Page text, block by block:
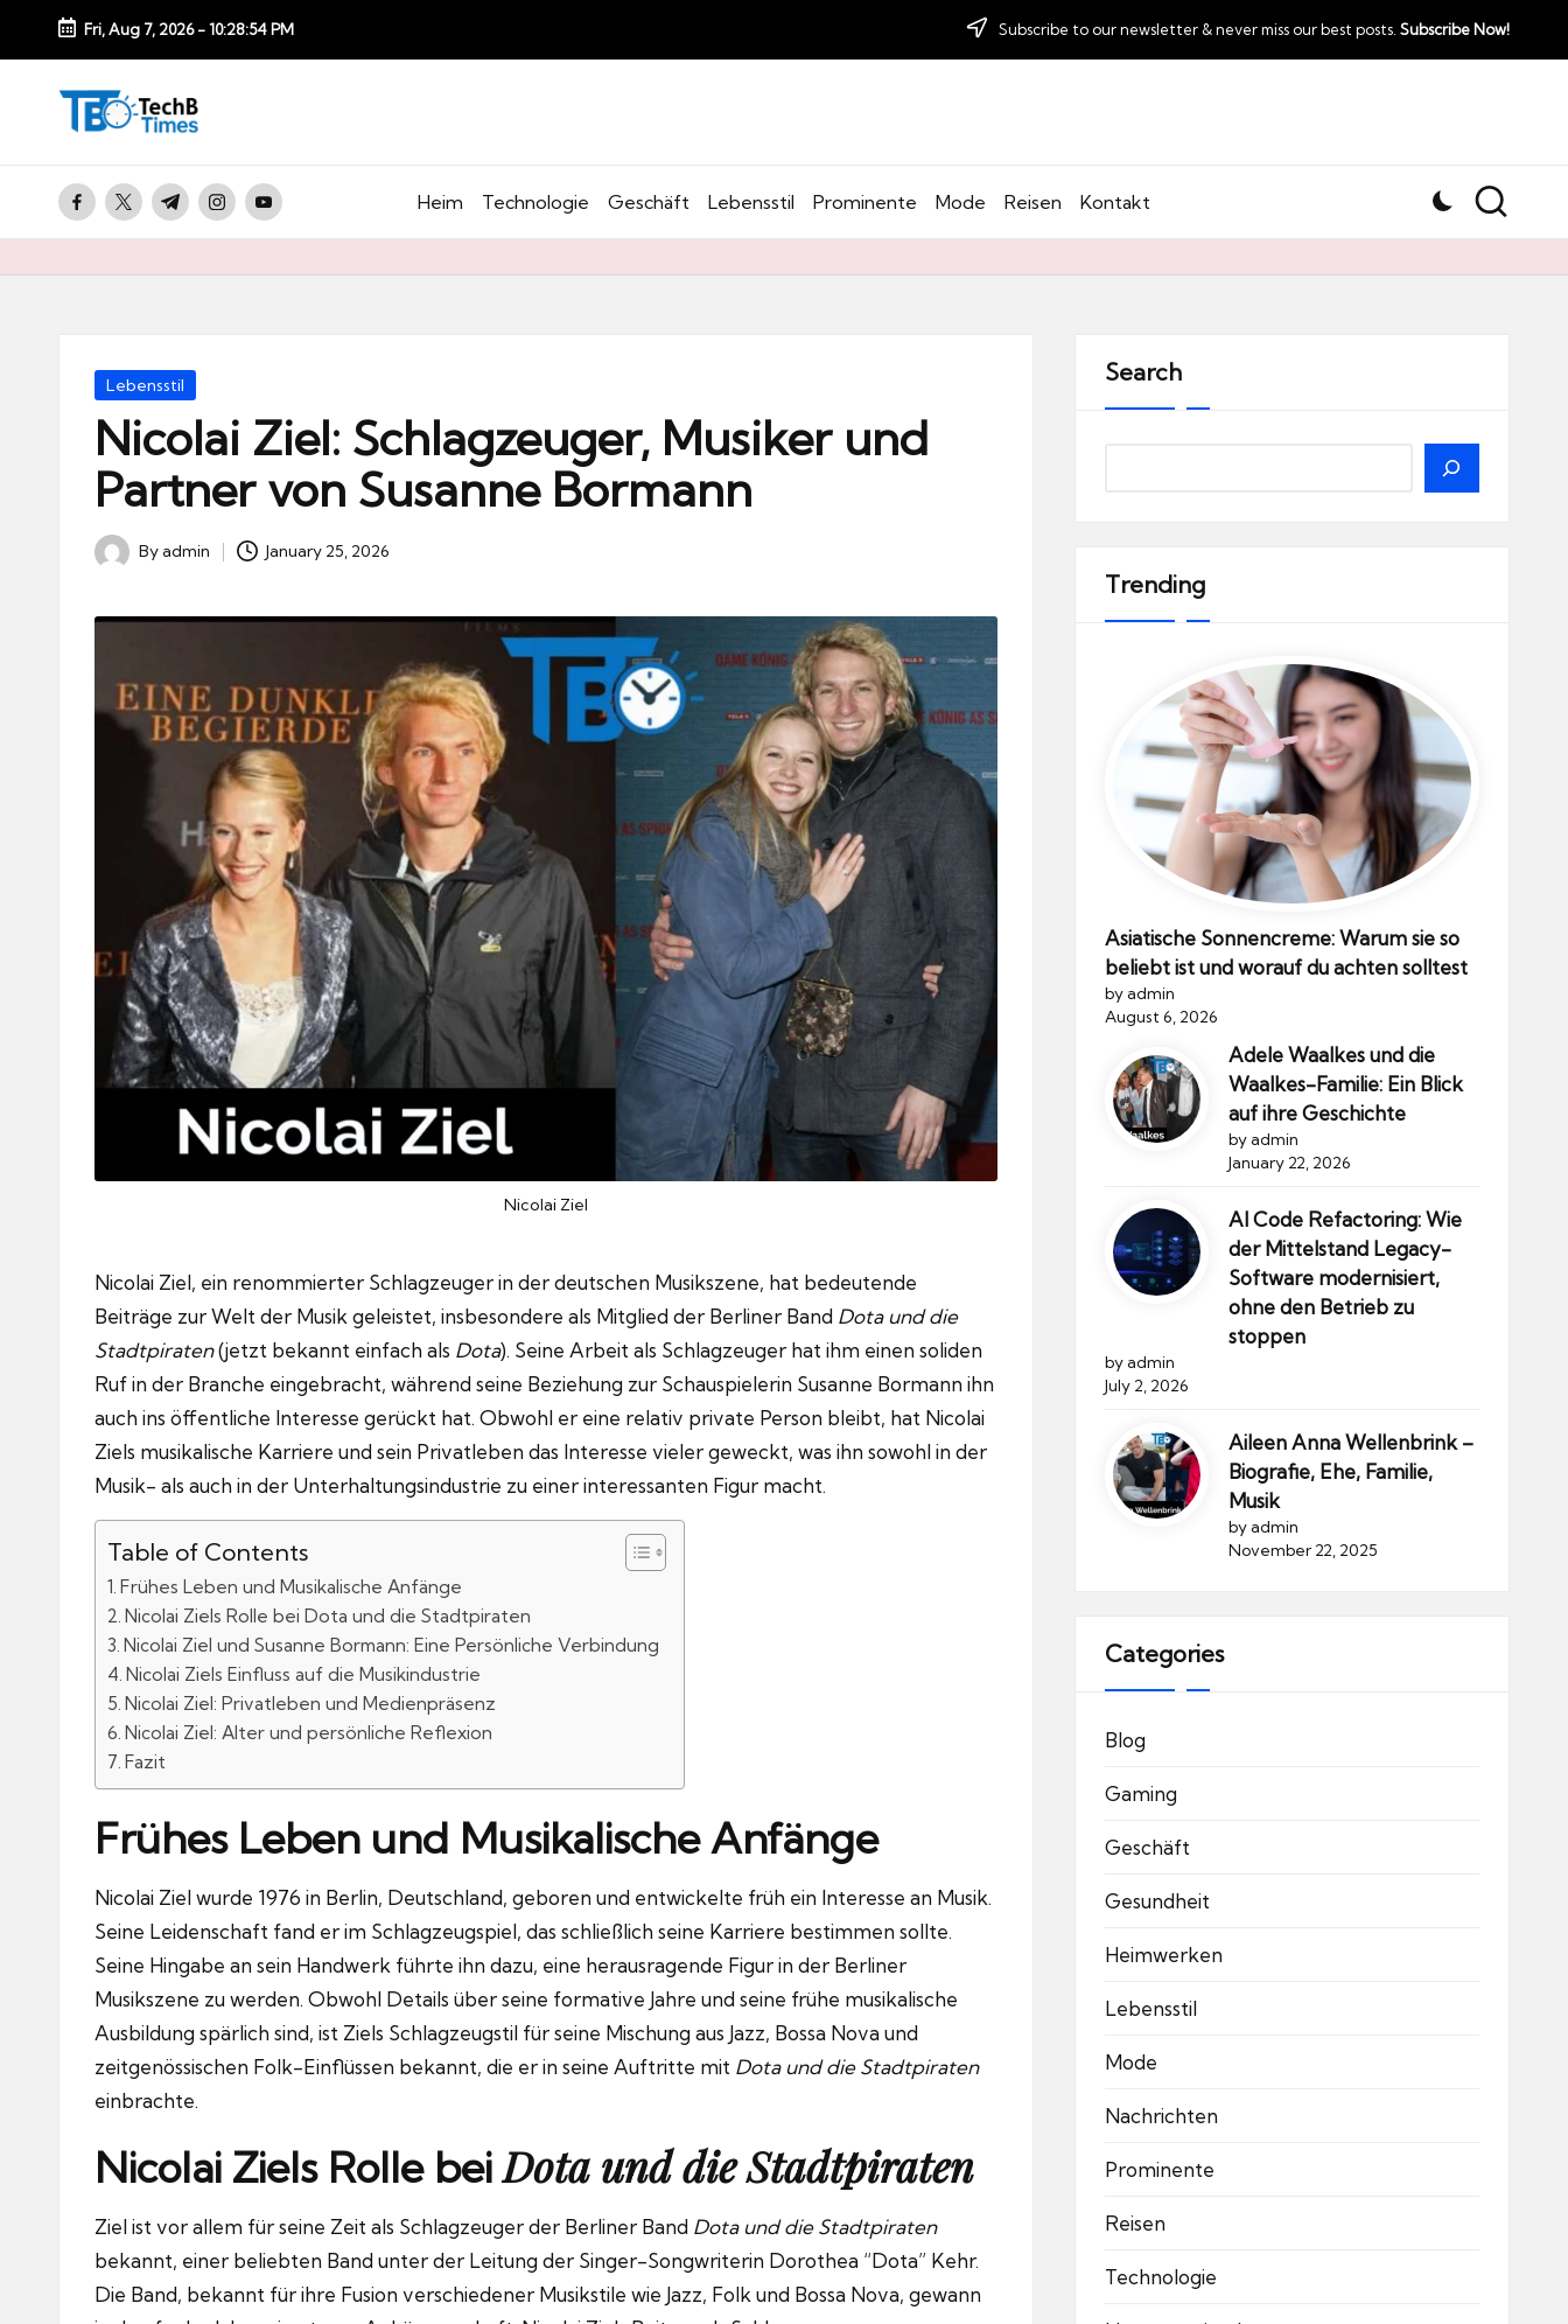
Skip
content
Fri, Aug 7, 2026-10:28:55 PM Subscribe to our newsletter & never miss our best posts. Subscribe Now!
T
e
c
h
facebook.com
twitter.com
t.me instagram.com
youtube.com Heim Technologie Geschäft Lebensstil Prominente Mode Reisen Kontakt
Posted
Lebensstil
Nicolai Ziel: Schlagzeuger, Musiker und
Partner von Susanne Bormann
Posted
Byadmin January 25, 2026
Nicolai Ziel
Nicolai Ziel, ein renommierter Schlagzeuger in der deutschen Musikszene, hat bedeutende
Beiträge zur Welt der Musik geleistet, insbesondere als Mitglied der Berliner Band Dota und die
Stadtpiraten(jetzt bekannt einfach als Dota). Seine Arbeit als Schlagzeuger hat ihm einen soliden
Ruf in der Branche eingebracht, während seine Beziehung zur Schauspielerin Susanne Bormann ihn
auch ins öffentliche Interesse gerückt hat. Obwohl er eine relativ private Person bleibt, hat Nicolai
Ziels musikalische Karriere und sein Privatleben das Interesse vieler geweckt, was ihn sowohl in der
Musik- als auch in der Unterhaltungsindustrie zu einer interessanten Figur macht.
Table of Contents
Frühes Leben und Musikalische Anfänge
Nicolai Ziels Rolle bei Dota und die Stadtpiraten
Nicolai Ziel und Susanne Bormann: Eine Persönliche Verbindung
Nicolai Ziels Einfluss auf die Musikindustrie
Nicolai Ziel: Privatleben und Medienpräsenz
Nicolai Ziel: Alter und persönliche Reflexion
Fazit
Frühes Leben und Musikalische Anfänge
Nicolai Ziel wurde 1976 in Berlin, Deutschland, geboren und entwickelte früh ein Interesse an Musik.
Seine Leidenschaft fand er im Schlagzeugspiel, das schließlich seine Karriere bestimmen sollte.
Seine Hingabe an sein Handwerk führte ihn dazu, eine herausragende Figur in der Berliner
Musikszene zu werden. Obwohl Details über seine formative Jahre und seine frühe musikalische
Ausbildung spärlich sind, ist Ziels Schlagzeugstil für seine Mischung aus Jazz, Bossa Nova und
zeitgenössischen Folk-Einflüssen bekannt, die er in seine Auftritte mit Dota und die Stadtpiraten
einbrachte.
Nicolai Ziels Rolle beiDota und die Stadtpiraten
Ziel ist vor allem für seine Zeit als Schlagzeuger der Berliner Band Dota und die Stadtpiraten
bekannt, einer beliebten Band unter der Leitung der Singer-Songwriterin Dorothea “Dota” Kehr.
Die Band, bekannt für ihre Fusion verschiedener Musikstile wie Jazz, Folk und Bossa Nova, gewann
Search
Trending
Asiatische Sonnencreme: Warum sie so
beliebt ist und worauf du achten solltest
by admin
August 6, 2026
Adele Waalkes und die
Waalkes-Familie: Ein Blick
auf ihre Geschichte
by admin
January 22, 2026
AI Code Refactoring: Wie
der Mittelstand Legacy-
Software modernisiert,
ohne den Betrieb zu
stoppen
by admin
July 2, 2026
Aileen Anna Wellenbrink –
Biografie, Ehe, Familie,
Musik
by admin
November 22, 2025
Categories
Blog
Gaming
Geschäft
Gesundheit
Heimwerken
Lebensstil
Mode
Nachrichten
Prominente
Reisen
Technologie